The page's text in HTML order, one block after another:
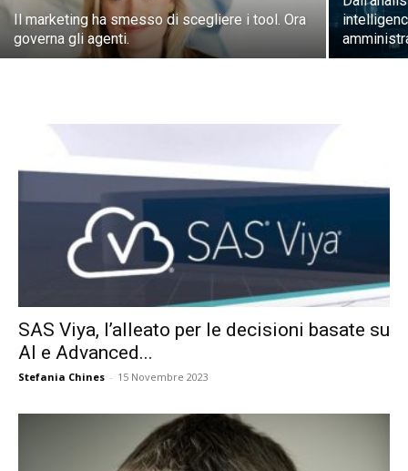
Il marketing ha smesso di scegliere i tool. Ora
governa gli agenti.
SAS Viya, l’alleato per le decisioni basate su
AI e Advanced...
Stefania Chines - 15 Novembre 2023